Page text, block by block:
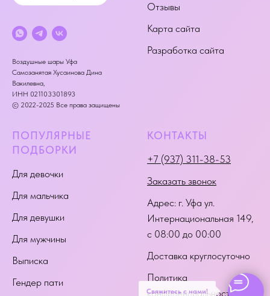
Свяжитесь с нами!
Воздушные шары Уфа
Самозанятая Хусаинова Дина
Вакилевна,
ИНН 021103301893
© 2022-2025 Все права защищены
Отзывы
Карта сайта
Разработка сайта
ПОПУЛЯРНЫЕ
ПОДБОРКИ
Для девочки
Для мальчика
Для девушки
Для мужчины
Выписка
Гендер пати
КОНТАКТЫ
+7 (937) 311-38-53
Заказать звонок
Адрес: г. Уфа ул.
Интернациональная 149,
с 08:00 до 00:00
Доставка круглосуточно
Политика
конфиденциальности